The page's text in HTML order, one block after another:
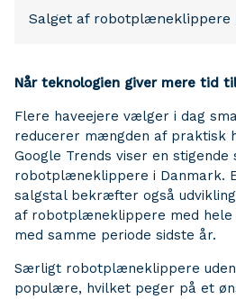
Salget af robotplæneklippere
Når teknologien giver mere tid
Flere haveejere vælger i dag
reducerer mængden af praktisk
Google Trends viser en
robotplæneklippere i Danmark.
salgstal bekræfter også
af robotplæneklippere med hele
med samme periode sidste år.
Særligt robotplæneklippere
populære, hvilket peger på et